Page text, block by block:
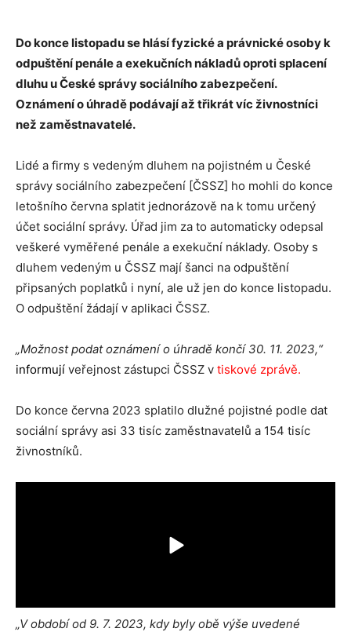
Do konce listopadu se hlásí fyzické a právnické osoby k
odpuštění penále a exekučních nákladů oproti splacení
dluhu u České správy sociálního zabezpečení.
Oznámení o úhradě podávají až třikrát víc živnostníci
než zaměstnavatelé.
Lidé a firmy s vedeným dluhem na pojistném u České
správy sociálního zabezpečení [ČSSZ] ho mohli do konce
letošního června splatit jednorázově na k tomu určený
účet sociální správy. Úřad jim za to automaticky odepsal
veškeré vyměřené penále a exekuční náklady. Osoby s
dluhem vedeným u ČSSZ mají šanci na odpuštění
připsaných poplatků i nyní, ale už jen do konce listopadu.
O odpuštění žádají v aplikaci ČSSZ.
„Možnost podat oznámení o úhradě končí 30. 11. 2023,“
informují veřejnost zástupci ČSSZ v tiskové zprávě.
Do konce června 2023 splatilo dlužné pojistné podle dat
sociální správy asi 33 tisíc zaměstnavatelů a 154 tisíc
živnostníků.
„V období od 9. 7. 2023, kdy byly obě výše uvedené